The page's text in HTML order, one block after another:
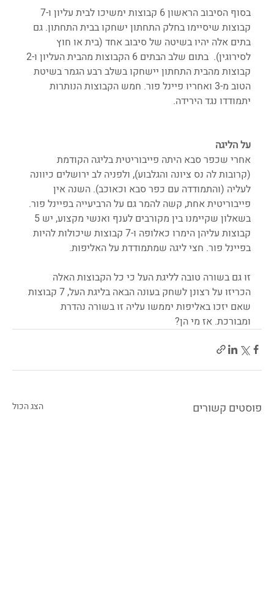
קבוצות שיסיימו בחלק התחתון ישחקו בבית התחתון. גם
בתים אלה יהיו בשיטה של סיבוב אחד (בית או חוץ
קבוצות מהבית התחתון יישחקו בשלב רבע הגמר בשיטת
הטוב מ-3 ואחריו פיינל פור. חמש הקבוצות הנותרות
יתמודדו נגד הירידה.
על הליגה
אחרי שכפר סבא היתה פייבוריטית בליגה הקודמת
(קרובות לה נס ציונה והגלבוע), ולפניה לב ירושלים כיוונה
לעליה (והתמודדה עם כפר סבא וכאוכב). השנה אין
פייבוריטית אחת, קשה להמר גם על הרביעייה בפיינל פור.
קבוצות עליהן הימרו כאלופה ו-7 קבוצות שיכולות להיות
בפיינל פור. חצי ליגה שמתמודדת על האליפות.
זו גם בשורה טובה לליגת העל כי כל הקבוצות האלה
הכריזו על רצונן לשחק בעונה הבאה בליגת העל, 7 קבוצות
שאם יזכו באליפות יממשו עליה זו בשורה נהדרת
ומבורכת. אז מי הן?
פוסטים קשורים הצג הכול